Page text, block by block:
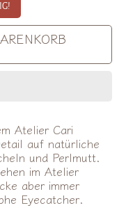
Atelier Cari
auf natürliche
und Perlmutt.
im Atelier
aber immer
Eyecatcher.